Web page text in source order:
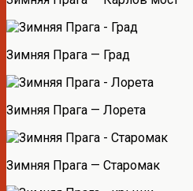
Зимняя Прага — Град
Зимняя Прага — Лорета
Зимняя Прага — Старомак